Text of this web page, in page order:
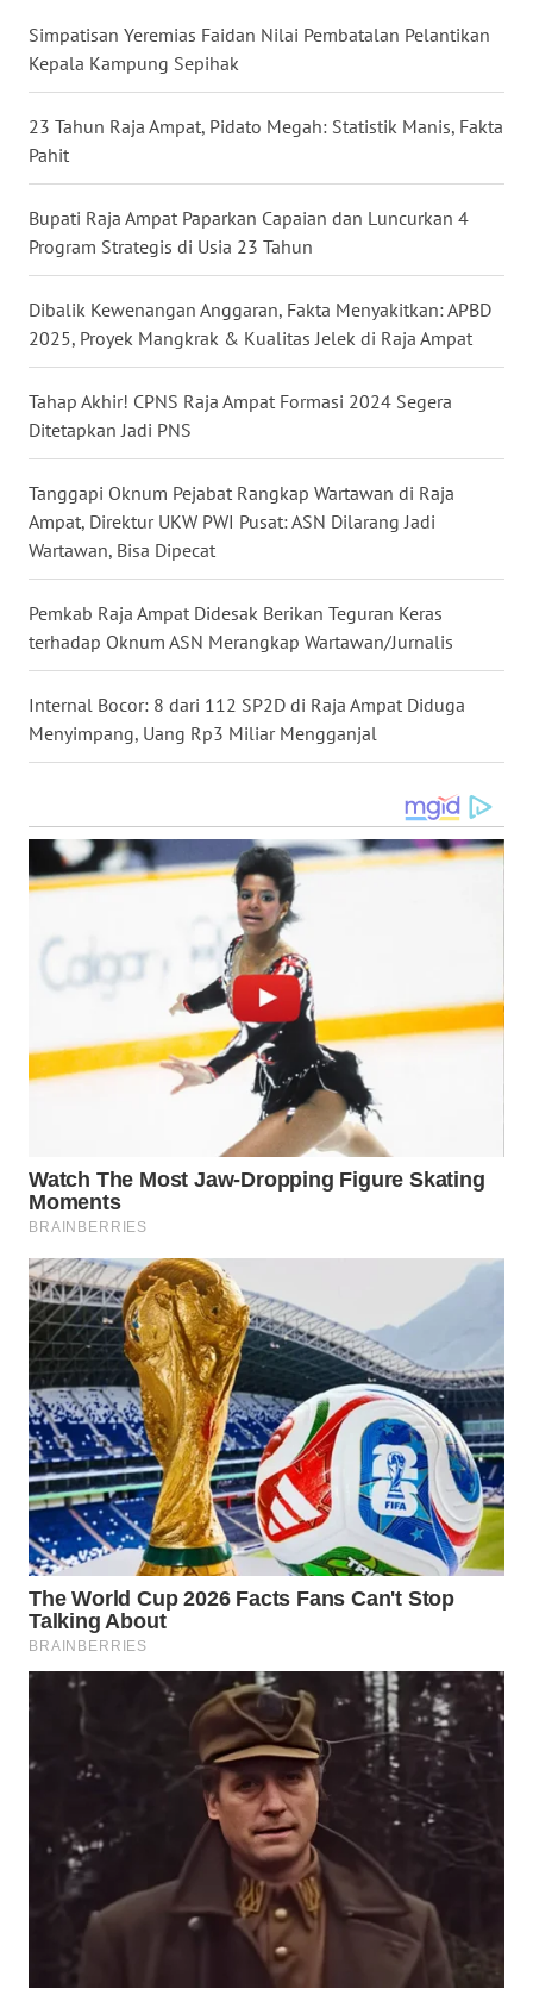
Simpatisan Yeremias Faidan Nilai Pembatalan Pelantikan
Kepala Kampung Sepihak
23 Tahun Raja Ampat, Pidato Megah: Statistik Manis, Fakta
Pahit
Bupati Raja Ampat Paparkan Capaian dan Luncurkan 4
Program Strategis di Usia 23 Tahun
Dibalik Kewenangan Anggaran, Fakta Menyakitkan: APBD
2025, Proyek Mangkrak & Kualitas Jelek di Raja Ampat
Tahap Akhir! CPNS Raja Ampat Formasi 2024 Segera
Ditetapkan Jadi PNS
Tanggapi Oknum Pejabat Rangkap Wartawan di Raja
Ampat, Direktur UKW PWI Pusat: ASN Dilarang Jadi
Wartawan, Bisa Dipecat
Pemkab Raja Ampat Didesak Berikan Teguran Keras
terhadap Oknum ASN Merangkap Wartawan/Jurnalis
Internal Bocor: 8 dari 112 SP2D di Raja Ampat Diduga
Menyimpang, Uang Rp3 Miliar Mengganjal
WN
KALTARA
WN
KALSEL
WN
KALTIM
WN
SULSEL
WN
GORONTALO
SULUT
WN
WN
DANAU
TOBA
WN
WN
LANGKAT
SELATAN
WN
TANJUNG
LESUNG
WN
KARO
WN
SIMALUNGUN
WN
LABUHANBATU
WN
TAPANULI
TENGAH
WN DELI
SERDANG
TEBING
TINGGI